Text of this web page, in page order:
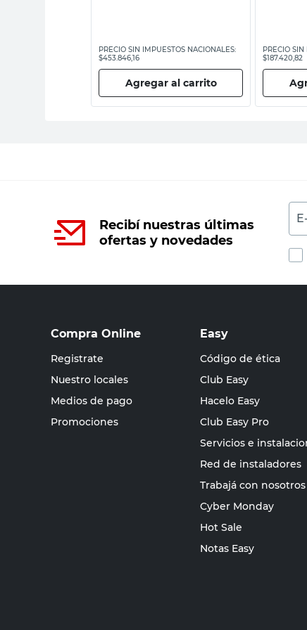
PRECIO SIN IMPUESTOS NACIONALES:
$453.846,16
Agregar al carrito
PRECIO
$187.420,82
Recibí nuestras últimas
ofertas y novedades
Compra Online
Registrate
Nuestro locales
Medios de pago
Promociones
Easy
Código de ética
Club Easy
Hacelo Easy
Club Easy Pro
Servicios e
Red de instaladores
Trabajá con nosotros
Cyber Monday
Hot Sale
Notas Easy